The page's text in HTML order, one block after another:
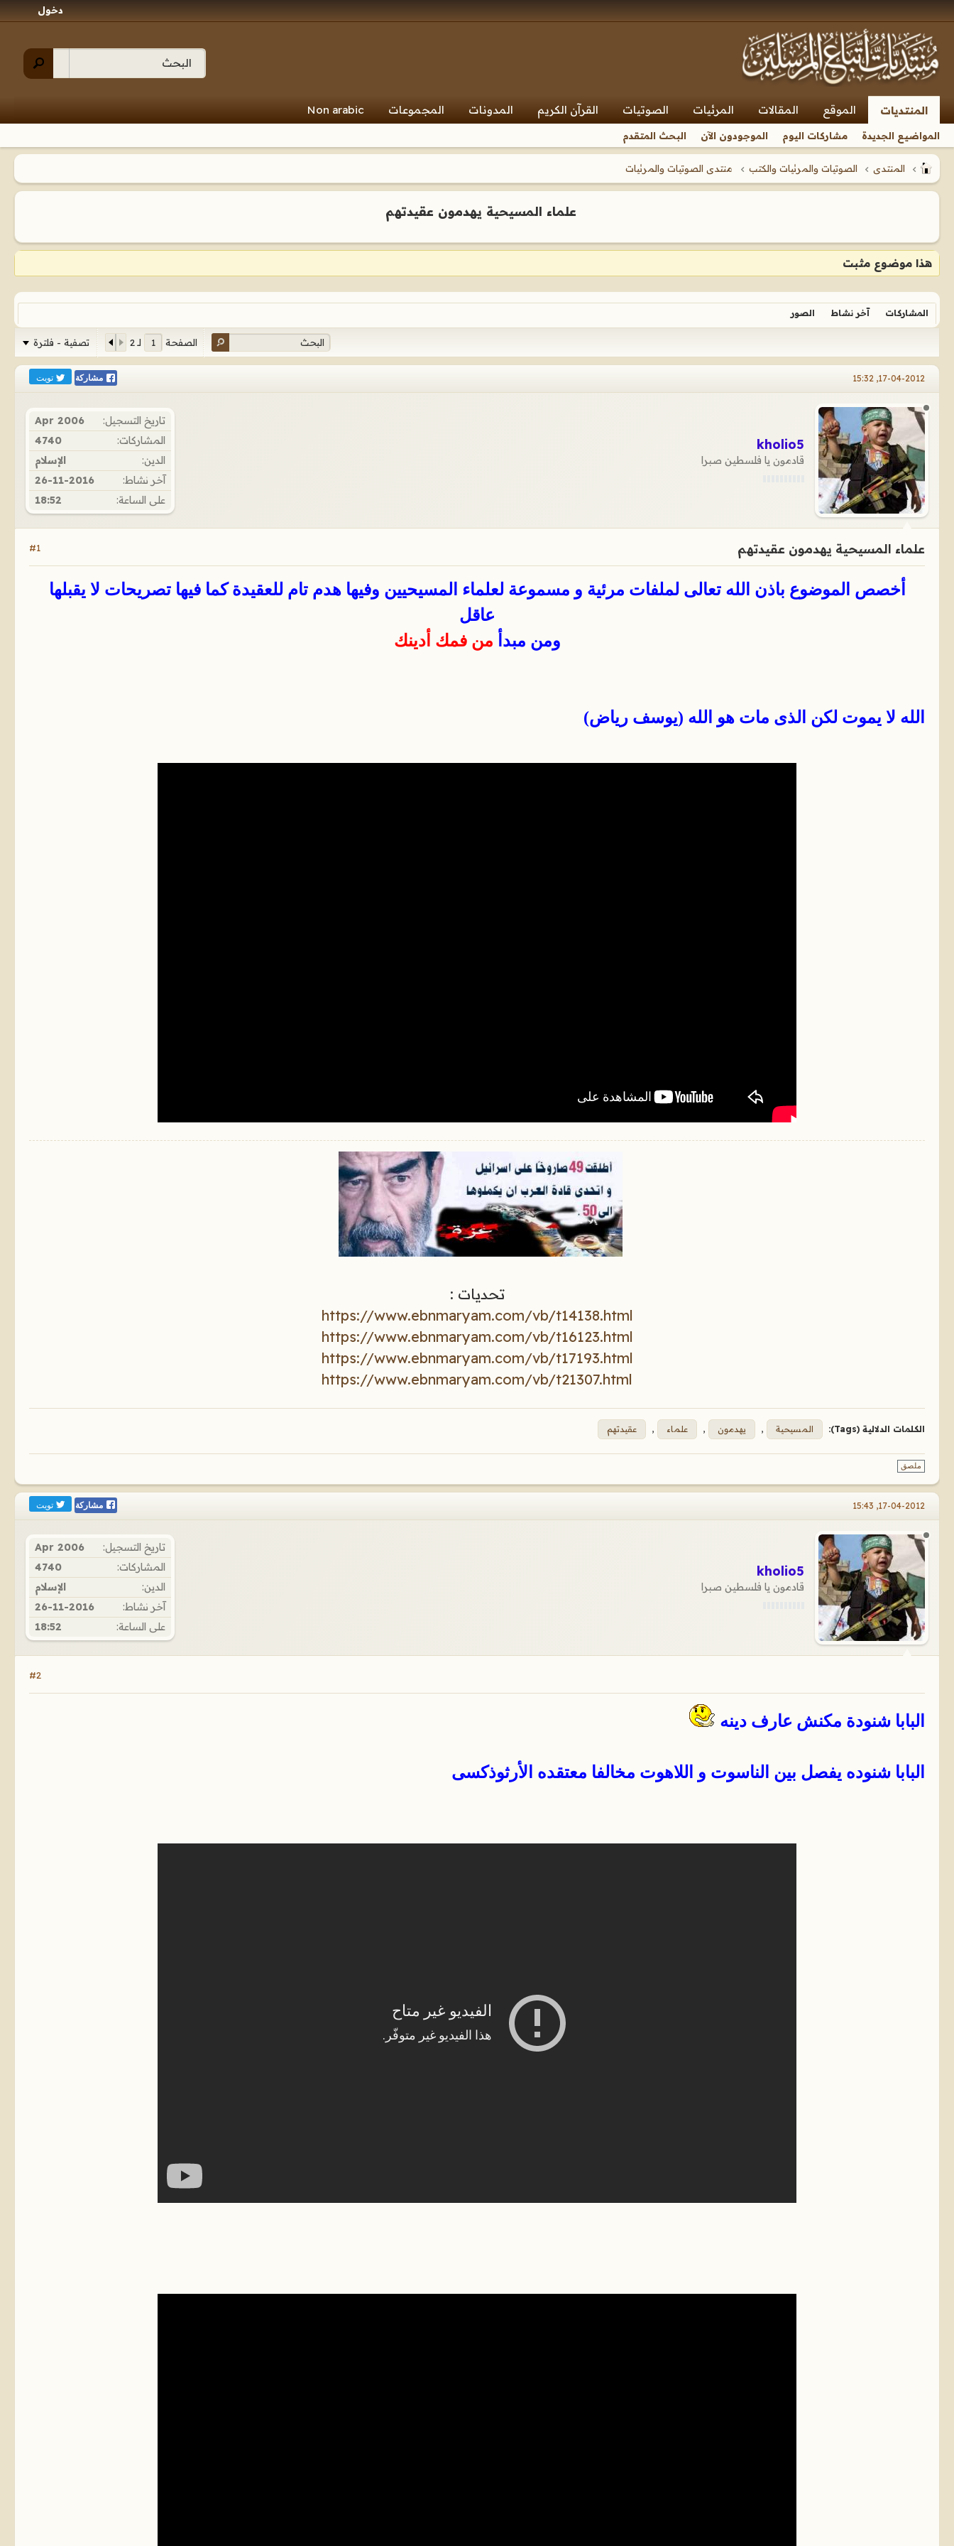
دخول
المنتديات الموقع المقالات المرئيات الصوتيات القرآن الكريم المدونات المجموعات Non arabic
المواضيع الجديدة مشاركات اليوم الموجودون الآن البحث المتقدم
المنتدى الصوتيات والمرئيات والكتب منتدى الصوتيات والمرئيات
علماء المسيحية يهدمون عقيدتهم
هذا موضوع مثبت
المشاركات آخر نشاط الصور
الصفحة لـ2 تصفية - فلترة
17-04-2012, 15:32 مشاركة تويت
kholio5
قادمون يا فلسطين صبرا
تاريخ التسجيل:
Apr 2006
المشاركات:
4740
الدين:
الإسلام
آخر نشاط:
26-11-2016
على الساعة:
18:52
#1 علماء المسيحية يهدمون عقيدتهم
أخصص الموضوع باذن الله تعالى لملفات مرئية و مسموعة لعلماء المسيحيين وفيها هدم تام للعقيدة كما فيها تصريحات لا يقبلها
عاقل
ومن مبدأ من فمك أدينك
الله لا يموت لكن الذى مات هو الله (يوسف رياض)
تحديات :
https://www.ebnmaryam.com/vb/t14138.html
https://www.ebnmaryam.com/vb/t16123.html
https://www.ebnmaryam.com/vb/t17193.html
https://www.ebnmaryam.com/vb/t21307.html
الكلمات الدلالية (Tags): المسيحية , يهدمون , علماء , عقيدتهم
ملصق
17-04-2012, 15:43 مشاركة تويت
kholio5
قادمون يا فلسطين صبرا
تاريخ التسجيل:
Apr 2006
المشاركات:
4740
الدين:
الإسلام
آخر نشاط:
26-11-2016
على الساعة:
18:52
#2
البابا شنودة مكنش عارف دينه
البابا شنوده يفصل بين الناسوت و اللاهوت مخالفا معتقده الأرثوذكسى